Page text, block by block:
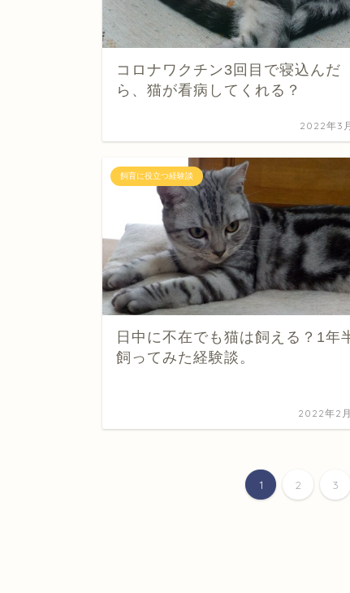
コロナワクチン3回目で寝込んだ
ら、猫が看病してくれる？
2022年3
飼育に役立つ経験談
日中に不在でも猫は飼える？1年
飼ってみた経験談。
2022年2
1 2 3